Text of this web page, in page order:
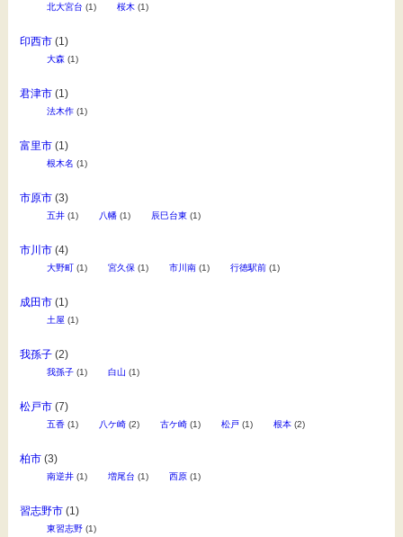
北大宮台 (1) 桜木(1)
印西市(1)
大森(1)
君津市(1)
法木作(1)
富里市(1)
根木名 (1)
市原市(3)
五井(1) 八幡(1) 辰巳台東(1)
市川市(4)
大野町(1) 宮久保(1) 市川南(1) 行徳駅前(1)
成田市(1)
土屋 (1)
我孫子(2)
我孫子(1) 白山 (1)
松戸市(7)
五香(1) 八ケ崎(2) 古ケ崎(1) 松戸(1) 根本(2)
柏市(3)
南逆井(1) 増尾台 (1) 西原(1)
習志野市(1)
東習志野(1)